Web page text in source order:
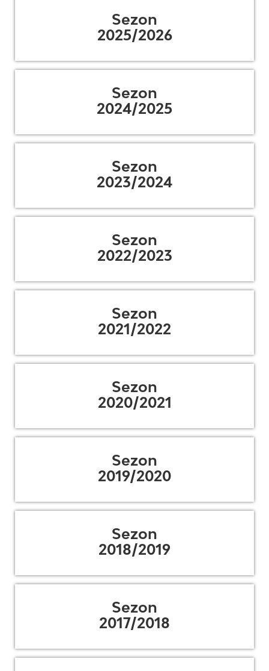
Sezon
2025/2026
Sezon
2024/2025
Sezon
2023/2024
Sezon
2022/2023
Sezon
2021/2022
Sezon
2020/2021
Sezon
2019/2020
Sezon
2018/2019
Sezon
2017/2018